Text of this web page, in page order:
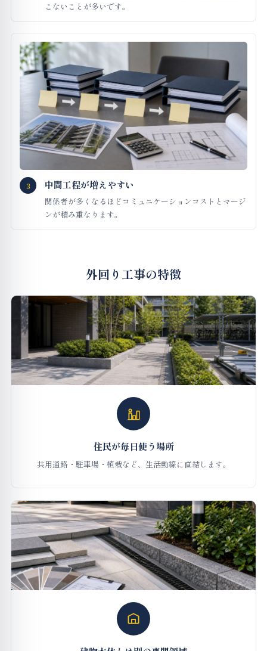
こないことが多いです。
3 中間工程が増えやすい
関係者が多くなるほどコミュニケーションコストとマージ
ンが積み重なります。
外回り工事の特徴
住民が毎日使う場所
共用通路・駐車場・植栽など、生活動線に直結します。